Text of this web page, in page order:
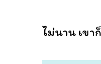
ไม่นาน เขา